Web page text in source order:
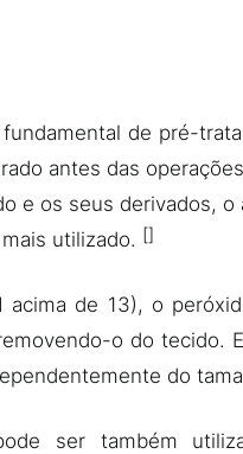
de pré-
antes das
e os seus derivados,
utilizado.
acima de 13), o
o do tecido.
do
ser também